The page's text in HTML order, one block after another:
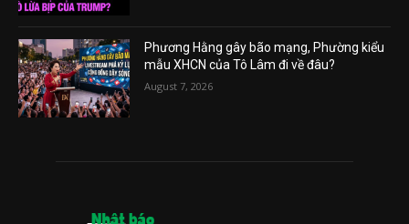
Phương Hằng gây bão mạng, Phường kiểu
mẫu XHCN của Tô Lâm đi về đâu?
August 7, 2026